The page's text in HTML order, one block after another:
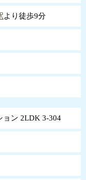
より徒歩9分
ョン 2LDK 3-304